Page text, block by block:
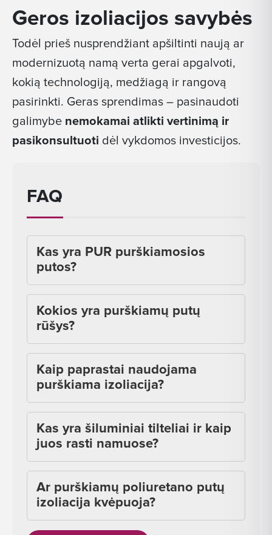
Geros izoliacijos savybės
Todėl prieš nusprendžiant apšiltinti naują ar
modernizuotą namą verta gerai apgalvoti,
kokią technologiją, medžiagą ir rangovą
pasirinkti. Geras sprendimas – pasinaudoti
galimybe nemokamai atlikti vertinimą ir
pasikonsultuoti dėl vykdomos investicijos.
FAQ
Kas yra PUR purškiamosios
putos?
Kokios yra purškiamų putų
rūšys?
Kaip paprastai naudojama
purškiama izoliacija?
Kas yra šiluminiai tilteliai ir kaip
juos rasti namuose?
Ar purškiamų poliuretano putų
izoliacija kvėpuoja?